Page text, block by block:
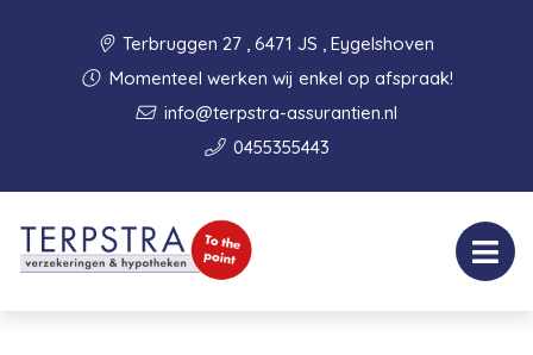
Terbruggen 27 , 6471 JS , Eygelshoven
Momenteel werken wij enkel op afspraak!
info@terpstra-assurantien.nl
0455355443